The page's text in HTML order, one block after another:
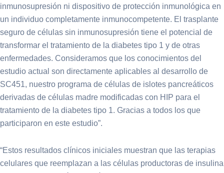
inmunosupresión ni dispositivo de protección inmunológica en
un individuo completamente inmunocompetente. El trasplante
seguro de células sin inmunosupresión tiene el potencial de
transformar el tratamiento de la diabetes tipo 1 y de otras
enfermedades. Consideramos que los conocimientos del
estudio actual son directamente aplicables al desarrollo de
SC451, nuestro programa de células de islotes pancreáticos
derivadas de células madre modificadas con HIP para el
tratamiento de la diabetes tipo 1. Gracias a todos los que
participaron en este estudio”.
“Estos resultados clínicos iniciales muestran que las terapias
celulares que reemplazan a las células productoras de insulina